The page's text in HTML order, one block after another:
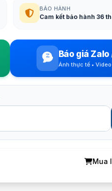
BẢO HÀNH
Cam kết bảo hành 36
Báo giá Zalo
Ảnh thực tế • Video
Mua